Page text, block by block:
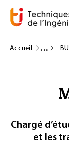
Accueil
Chargé
et les